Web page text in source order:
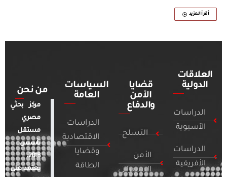
أقرأ المزيد
العلاقات
الدولية
الدراسات
الآسيوية
الدراسات
الأفريقية
قضايا
الأمن
والدفاع
التسلح
الأمن
السيبراني
السياسات
العامة
الدراسات
الاقتصادية
وقضايا
الطاقة
من نحن
مركز بحثي
مصري
مستقل
تأسس
2018.
يعتمد على